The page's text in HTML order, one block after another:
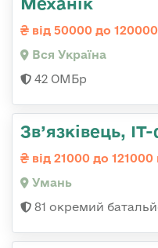
від 50000 до
Вся Україна
42 ОМБр
Зв’язківець,
від 21000 до 121000
Умань
81 окремий